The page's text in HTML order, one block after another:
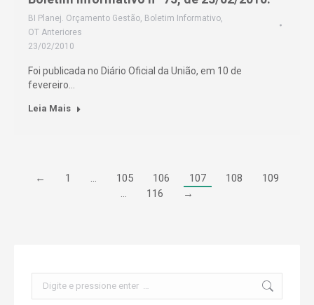
BI Planej. Orçamento Gestão, Boletim Informativo,
OT Anteriores
23/02/2010
Foi publicada no Diário Oficial da União, em 10 de
fevereiro…
Leia Mais
← 1 … 105 106 107 108
109
…
116 →